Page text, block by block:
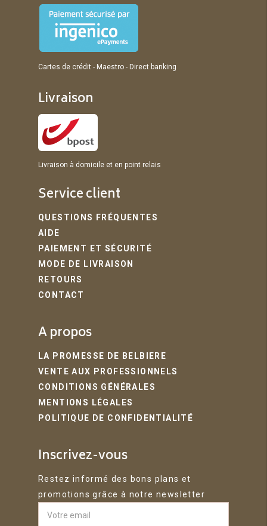
Cartes de crédit - Maestro - Direct banking
Livraison
Livraison à domicile et en point relais
Service client
QUESTIONS FRÉQUENTES
AIDE
PAIEMENT ET SÉCURITÉ
MODE DE LIVRAISON
RETOURS
CONTACT
A propos
LA PROMESSE DE BELBIERE
VENTE AUX PROFESSIONNELS
CONDITIONS GÉNÉRALES
MENTIONS LÉGALES
POLITIQUE DE CONFIDENTIALITÉ
Inscrivez-vous
Restez informé des bons plans et
promotions grâce à notre newsletter